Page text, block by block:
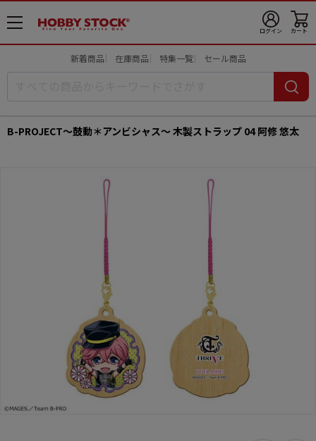
メ
ニ
ログイン カート
新着商品 在庫商品 特集一覧 セール商品
B-PROJECT～鼓動＊アンビシャス～ 木製ストラップ 04 阿修 悠太